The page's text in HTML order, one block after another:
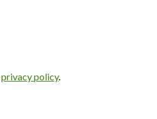
privacy policy.